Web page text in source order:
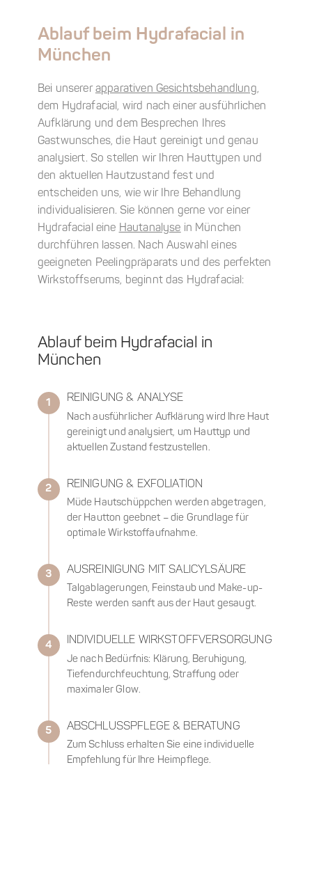
Ablauf beim Hydrafacial in
München
Bei unsererapparativen Gesichtsbehandlung,
dem Hydrafacial, wird nach einer ausführlichen
Aufklärung und dem Besprechen Ihres
Gastwunsches, die Haut gereinigt und genau
analysiert. So stellen wir Ihren Hauttypen und
den aktuellen Hautzustand fest und
entscheiden uns, wie wir Ihre Behandlung
individualisieren. Sie können gerne vor einer
Hydrafacial eine Hautanalyse in München
durchführen lassen. Nach Auswahl eines
geeigneten Peelingpräparats und des perfekten
Wirkstoffserums, beginnt das Hydrafacial:
Ablauf beim Hydrafacial in
München
1 REINIGUNG & ANALYSE
Nach ausführlicher Aufklärung wird Ihre Haut
gereinigt und analysiert, um Hauttyp und
aktuellen Zustand festzustellen.
2 REINIGUNG & EXFOLIATION
Müde Hautschüppchen werden abgetragen,
der Hautton geebnet – die Grundlage für
optimale Wirkstoffaufnahme.
3 AUSREINIGUNG MIT SALICYLSÄURE
Talgablagerungen, Feinstaub und Make-up-
Reste werden sanft aus der Haut gesaugt.
4 INDIVIDUELLE WIRKSTOFFVERSORGUNG
Je nach Bedürfnis: Klärung, Beruhigung,
Tiefendurchfeuchtung, Straffung oder
maximaler Glow.
5 ABSCHLUSSPFLEGE & BERATUNG
Zum Schluss erhalten Sie eine individuelle
Empfehlung für Ihre Heimpflege.